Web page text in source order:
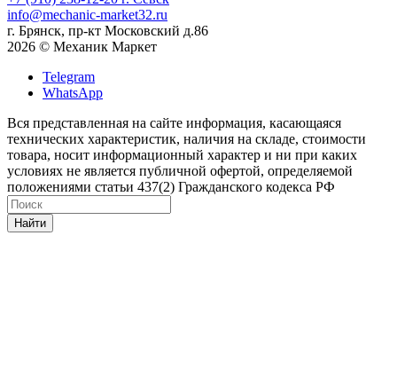
info@mechanic-market32.ru
г. Брянск, пр-кт Московский д.86
2026 © Механик Маркет
Telegram
WhatsApp
Вся представленная на сайте информация, касающаяся
технических характеристик, наличия на складе, стоимости
товара, носит информационный характер и ни при каких
условиях не является публичной офертой, определяемой
положениями статьи 437(2) Гражданского кодекса РФ
Найти